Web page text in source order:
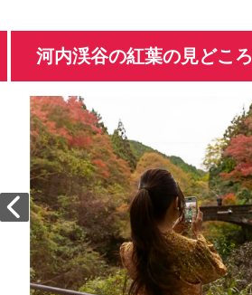
河内渓谷の紅葉の見どころ